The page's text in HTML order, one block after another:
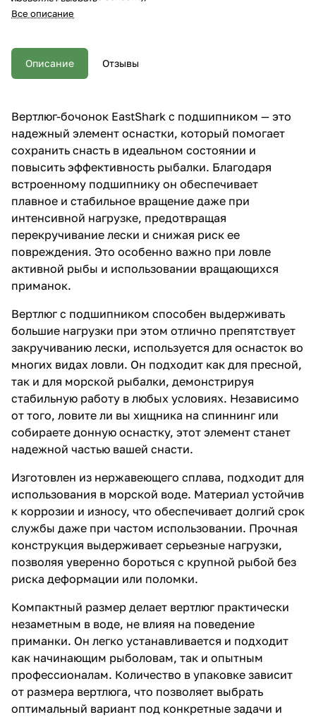
оптимальный вариант под
чтобы забыть о перекрученной
леске и сосредоточиться на
удовольствии от рыбалки.
Все описание
Описание Отзывы
Вертлюг-бочонок EastShark с подшипником — это
надежный элемент оснастки, который помогает
сохранить снасть в идеальном состоянии и
повысить эффективность рыбалки. Благодаря
встроенному подшипнику он обеспечивает
плавное и стабильное вращение даже при
интенсивной нагрузке, предотвращая
перекручивание лески и снижая риск ее
повреждения. Это особенно важно при ловле
активной рыбы и использовании вращающихся
приманок.
Вертлюг c подшипником способен выдерживать
большие нагрузки при этом отлично препятствует
закручиванию лески, используется для оснасток во
многих видах ловли. Он подходит как для пресной,
так и для морской рыбалки, демонстрируя
стабильную работу в любых условиях. Независимо
от того, ловите ли вы хищника на спиннинг или
собираете донную оснастку, этот элемент станет
надежной частью вашей снасти.
Изготовлен из нержавеющего сплава, подходит для
использования в морской воде. Материал устойчив
к коррозии и износу, что обеспечивает долгий срок
службы даже при частом использовании. Прочная
конструкция выдерживает серьезные нагрузки,
позволяя уверенно бороться с крупной рыбой без
риска деформации или поломки.
Компактный размер делает вертлюг практически
незаметным в воде, не влияя на поведение
приманки. Он легко устанавливается и подходит
как начинающим рыболовам, так и опытным
профессионалам. Количество в упаковке зависит
от размера вертлюга, что позволяет выбрать
оптимальный вариант под конкретные задачи и